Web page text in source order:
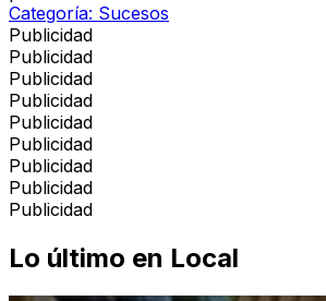
Categoría: Sucesos
Publicidad
Publicidad
Publicidad
Publicidad
Publicidad
Publicidad
Publicidad
Publicidad
Publicidad
Lo último en Local